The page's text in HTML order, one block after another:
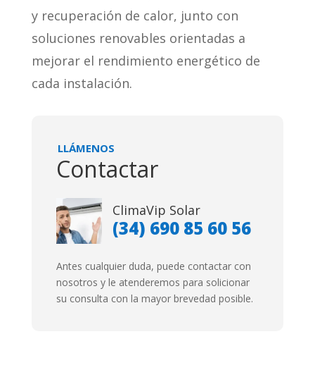
y recuperación de calor, junto con
soluciones renovables orientadas a
mejorar el rendimiento energético de
cada instalación.
LLÁMENOS
Contactar
ClimaVip Solar
(34) 690 85 60 56
Antes cualquier duda, puede contactar con
nosotros y le atenderemos para solicionar
su consulta con la mayor brevedad posible.